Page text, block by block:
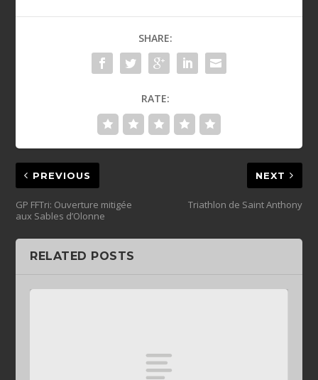
SHARE:
RATE:
PREVIOUS
GP FFTri: Ouverture mitigée
aux Sables d’Olonne
NEXT
Triathlon de Saint Anthony
RELATED POSTS